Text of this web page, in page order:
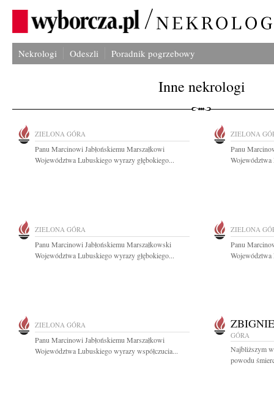
Nekrologi Odeszli Poradnik pogrzebowy
Inne nekrologi
ZIELONA GÓRA
Panu Marcinowi Jabłońskiemu Marszałkowi
Województwa Lubuskiego wyrazy głębokiego...
ZIELONA
Panu
Województwa
ZIELONA GÓRA
Panu Marcinowi Jabłońskiemu Marszałkowski
Województwa Lubuskiego wyrazy głębokiego...
ZIELONA
Panu
Województwa
ZIELONA GÓRA
Panu Marcinowi Jabłońskiemu Marszałkowi
Województwa Lubuskiego wyrazy współczucia...
GÓRA
Najbliższym
powodu